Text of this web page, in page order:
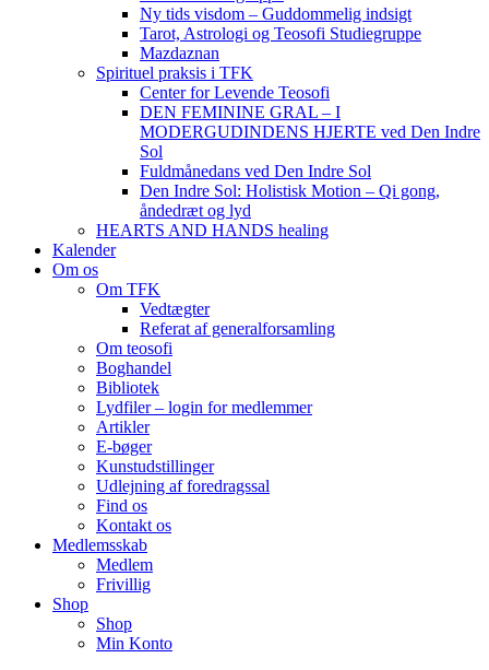
Ny tids visdom – Guddommelig indsigt
Tarot, Astrologi og Teosofi Studiegruppe
Mazdaznan
Spirituel praksis i TFK
Center for Levende Teosofi
DEN FEMININE GRAL – I
MODERGUDINDENS HJERTE ved Den Indre
Sol
Fuldmånedans ved Den Indre Sol
Den Indre Sol: Holistisk Motion – Qi gong,
åndedræt og lyd
HEARTS AND HANDS healing
Kalender
Om os
Om TFK
Vedtægter
Referat af generalforsamling
Om teosofi
Boghandel
Bibliotek
Lydfiler – login for medlemmer
Artikler
E-bøger
Kunstudstillinger
Udlejning af foredragssal
Find os
Kontakt os
Medlemsskab
Medlem
Frivillig
Shop
Shop
Min Konto